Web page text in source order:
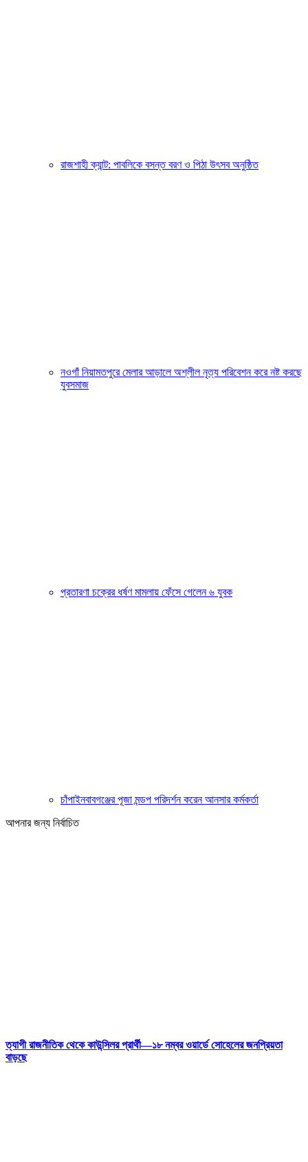
রাজশাহী ক্যান্ট: পাবলিকে বসন্ত বরণ ও পিঠা উৎসব অনুষ্ঠিত
নওগাঁ নিয়ামতপুরে মেলার আড়ালে অশ্লীল নৃত্য পরিবেশন করে নষ্ট করছে
যুবসমাজ
প্রতারণা চক্রের ধর্ষণ মামলায় ফেঁসে গেলেন ৬ যুবক
চাঁপাইনবাবগঞ্জের পূজা মন্ডপ পরিদর্শন করেন আনসার কর্মকর্তা
আপনার জন্য নির্বাচিত
ত্যাগী রাজনীতিক থেকে কাউন্সিলর প্রার্থী—১৮ নম্বর ওয়ার্ডে সোহেলের জনপ্রিয়তা
বাড়ছে